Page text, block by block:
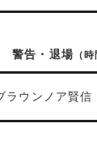
警告・退場 （時
ラウンノア賢信